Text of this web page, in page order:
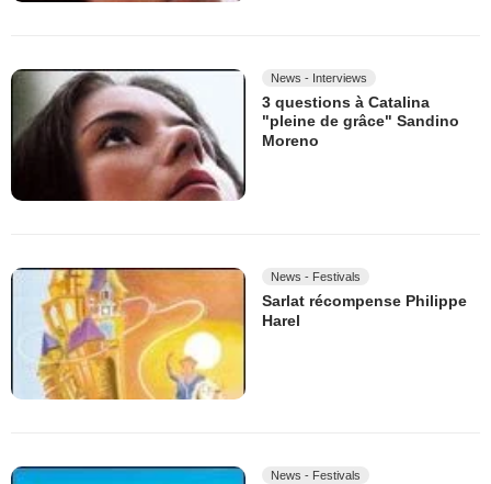
News - Interviews
3 questions à Catalina
"pleine de grâce" Sandino
Moreno
News - Festivals
Sarlat récompense Philippe
Harel
News - Festivals